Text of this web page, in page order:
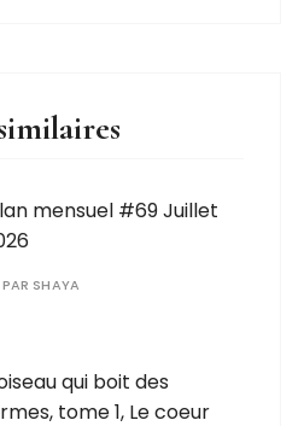
mensuel #69 Juillet
PAR SHAYA
qui boit des
tome 1, Le coeur